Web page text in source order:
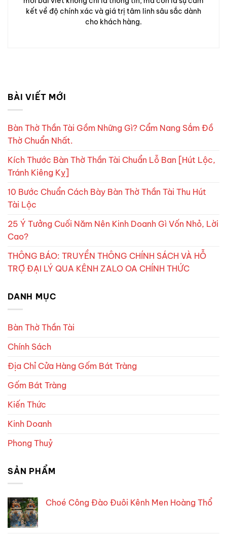
kết về độ chính xác và giá trị tâm linh sâu sắc dành
cho khách hàng.
BÀI VIẾT MỚI
Bàn Thờ Thần Tài Gồm Những Gì? Cẩm Nang Sắm Đồ
Thờ Chuẩn Nhất.
Kích Thước Bàn Thờ Thần Tài Chuẩn Lỗ Ban [Hút Lộc,
Tránh Kiêng Kỵ]
10 Bước Chuẩn Cách Bày Bàn Thờ Thần Tài Thu Hút
Tài Lộc
25 Ý Tưởng Cuối Năm Nên Kinh Doanh Gì Vốn Nhỏ, Lời
Cao?
THÔNG BÁO: TRUYỀN THÔNG CHÍNH SÁCH VÀ HỖ
TRỢ ĐẠI LÝ QUA KÊNH ZALO OA CHÍNH THỨC
DANH MỤC
Bàn Thờ Thần Tài
Chính Sách
Địa Chỉ Cửa Hàng Gốm Bát Tràng
Gốm Bát Tràng
Kiến Thức
Kinh Doanh
Phong Thuỷ
SẢN PHẨM
Choé Công Đào Đuôi Kênh Men Hoàng Thổ